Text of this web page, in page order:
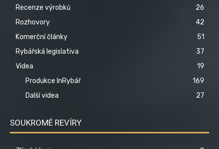
Recenze výrobků
26
Rozhovory
42
Komerční články
51
Rybářská legislativa
37
Videa
19
Produkce InRybář
169
Další videa
27
SOUKROMÉ REVÍRY